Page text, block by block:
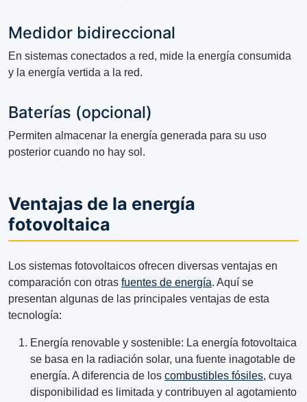
Medidor bidireccional
En sistemas conectados a red, mide la energía consumida
y la energía vertida a la red.
Baterías (opcional)
Permiten almacenar la energía generada para su uso
posterior cuando no hay sol.
Ventajas de la energía
fotovoltaica
Los sistemas fotovoltaicos ofrecen diversas ventajas en
comparación con otras fuentes de energía. Aquí se
presentan algunas de las principales ventajas de esta
tecnología:
Energía renovable y sostenible: La energía fotovoltaica
se basa en la radiación solar, una fuente inagotable de
energía. A diferencia de los combustibles fósiles, cuya
disponibilidad es limitada y contribuyen al agotamiento